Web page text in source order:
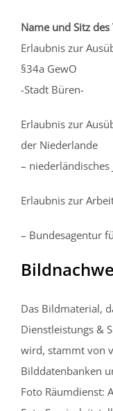
Name und Sitz
Erlaubnis zur
§34a GewO
-Stadt Büren-
Erlaubnis zur
der Niederlande
–
Erlaubnis zur
– Bundesagentur
Das Bildmaterial,
Dienstleistungs &
wird, stammt von
Bilddatenbanken
Foto Räumdienst: